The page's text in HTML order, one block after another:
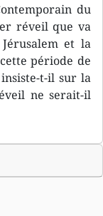
du
réveil que va
et la
période de
t-il sur la
ne serait-il